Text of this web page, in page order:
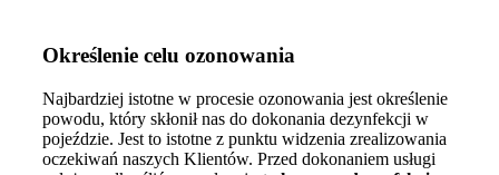
Określenie celu ozonowania
Najbardziej istotne w procesie ozonowania jest określenie
powodu, który skłonił nas do dokonania dezynfekcji w
pojeździe. Jest to istotne z punktu widzenia zrealizowania
oczekiwań naszych Klientów. Przed dokonaniem usługi